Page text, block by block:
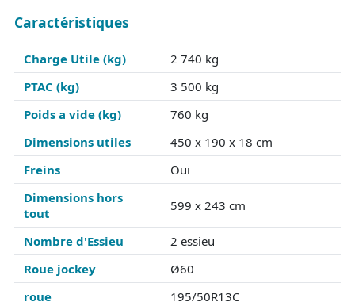
Caractéristiques
Charge Utile (kg)
2 740 kg
PTAC (kg)
3 500 kg
Poids a vide (kg)
760 kg
Dimensions utiles
450 x 190 x 18 cm
Freins
Oui
Dimensions hors
tout
599 x 243 cm
Nombre d'Essieu
2 essieu
Roue jockey
Ø60
roue
195/50R13C